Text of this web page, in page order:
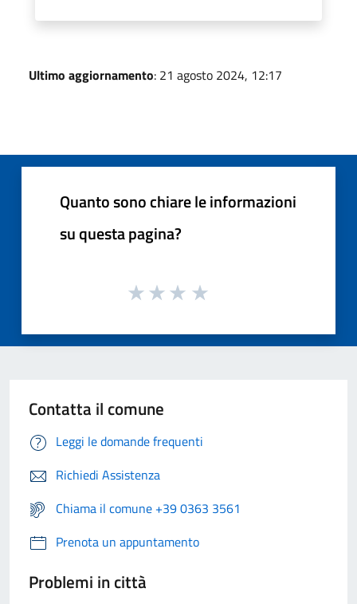
Ultimo aggiornamento: 21 agosto 2024, 12:17
Quanto sono chiare le informazioni
su questa pagina?
Contatta il comune
Leggi le domande frequenti
Richiedi Assistenza
Chiama il comune +39 0363 3561
Prenota un appuntamento
Problemi in città